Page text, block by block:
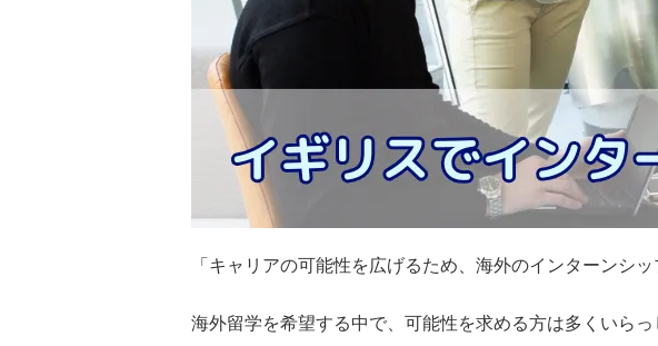
「キャリアの可能性を広げるため、海外のインターンシッ
海外留学を希望する中で、可能性を求める方は多くいらっ